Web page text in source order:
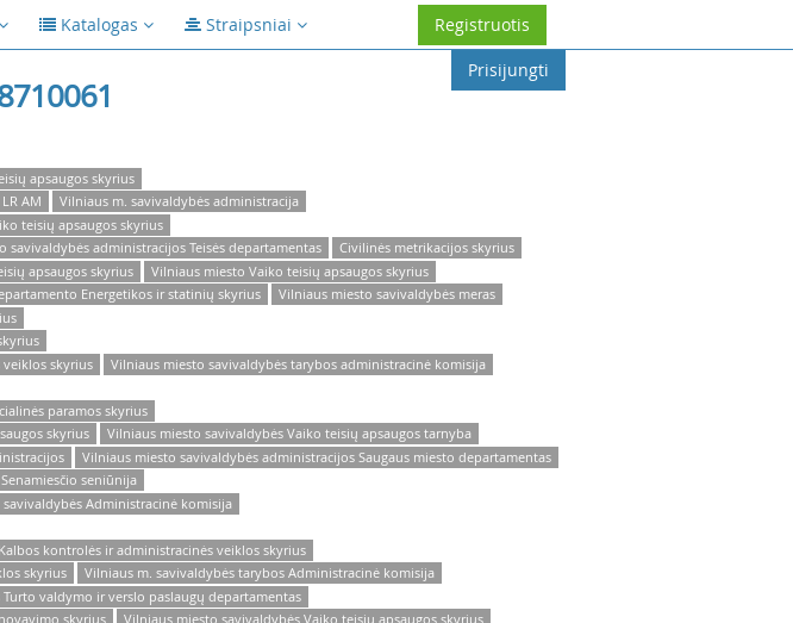
Katalogas Straipsniai
Registruotis
Prisijungti
apsaugos skyrius
AM
Vilniaus m. savivaldybės administracija
teisių apsaugos skyrius
savivaldybės administracijos Teisės departamentas
Civilinės metrikacijos skyrius
apsaugos skyrius
Vilniaus miesto Vaiko teisių apsaugos skyrius
Energetikos ir statinių skyrius
Vilniaus miesto savivaldybės meras
skyrius
Vilniaus miesto savivaldybės tarybos administracinė komisija
paramos skyrius
skyrius
Vilniaus miesto savivaldybės Vaiko teisių apsaugos tarnyba
Vilniaus miesto savivaldybės administracijos Saugaus miesto departamentas
seniūnija
Administracinė komisija
kontrolės ir administracinės veiklos skyrius
skyrius
Vilniaus m. savivaldybės tarybos Administracinė komisija
valdymo ir verslo paslaugų departamentas
skyrius
Vilniaus miesto savivaldybės Vaiko teisių apsaugos skyrius